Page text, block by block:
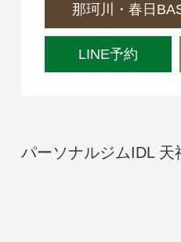
那珂川・春日
LINE予約
パーソナルジムIDL 天